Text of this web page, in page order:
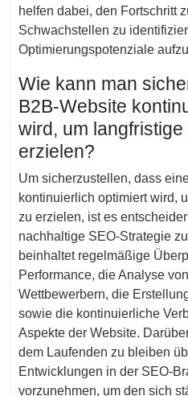
helfen dabei, den Fortschritt
Schwachstellen zu
Optimierungspotenziale
Wie kann man
B2B-Website
wird, um
erzielen?
Um sicherzustellen, dass
kontinuierlich optimiert wird,
zu erzielen, ist es
nachhaltige SEO-Strategie
beinhaltet regelmäßige
Performance, die Analyse
Wettbewerbern, die
sowie die kontinuierliche
Aspekte der Website.
dem Laufenden zu bleiben
Entwicklungen in der SEO-
vorzunehmen, um den sich